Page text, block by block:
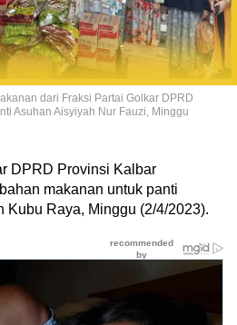
dari Fraksi Partai Golkar DPRD
Asuhan Aisyiyah Nur Fauzi, Minggu
DPRD Provinsi Kalbar
makanan untuk panti
Kubu Raya, Minggu (2/4/2023).